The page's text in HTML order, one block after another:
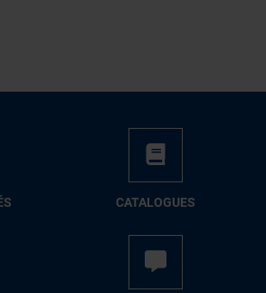
CATALOGUES